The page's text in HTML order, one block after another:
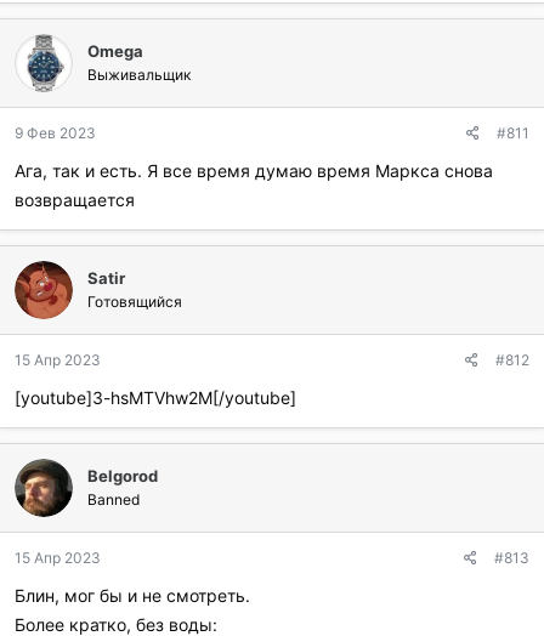
Omega
Выживальщик
9 Фев 2023 #811
Ага, так и есть. Я все время думаю время Маркса снова
возвращается
Satir
Готовящийся
15 Апр 2023 #812
[youtube]3-hsMTVhw2M[/youtube]
Belgorod
Banned
15 Апр 2023 #813
Блин, мог бы и не смотреть.
Более кратко, без воды: